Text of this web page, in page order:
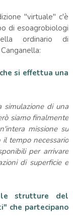
"virtuale" c'è
di esoagrobiologi
ordinario di
si effettua una
di una
siamo finalmente
missione su
tempo necessario
per arrivare
di superficie e
le strutture del
che partecipano